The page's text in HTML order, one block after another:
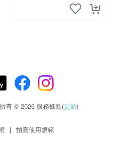
有 © 2026 服務條款(更新)
| 拍賣使用規範